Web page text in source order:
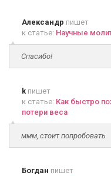
Александр пишет
к статье: Научные
Спасибо!
k пишет
к статье: Как быстро
потери веса
ммм, стоит попробовать
Богдан пишет